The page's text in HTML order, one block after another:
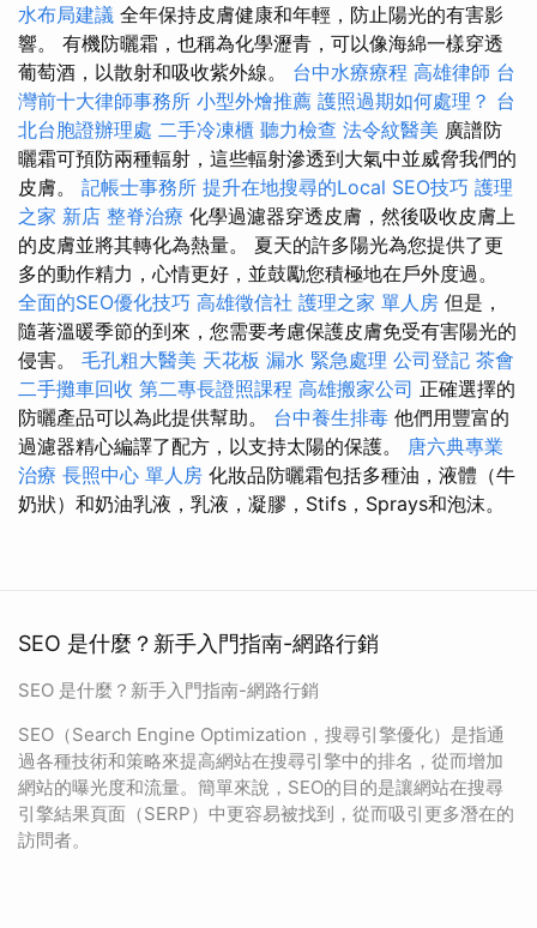
水布局建議 全年保持皮膚健康和年輕，防止陽光的有害影
響。 有機防曬霜，也稱為化學瀝青，可以像海綿一樣穿透
葡萄酒，以散射和吸收紫外線。 台中水療療程 高雄律師 台
灣前十大律師事務所 小型外燴推薦 護照過期如何處理？ 台
北台胞證辦理處 二手冷凍櫃 聽力檢查 法令紋醫美 廣譜防
曬霜可預防兩種輻射，這些輻射滲透到大氣中並威脅我們的
皮膚。 記帳士事務所 提升在地搜尋的Local SEO技巧 護理
之家 新店 整脊治療 化學過濾器穿透皮膚，然後吸收皮膚上
的皮膚並將其轉化為熱量。 夏天的許多陽光為您提供了更
多的動作精力，心情更好，並鼓勵您積極地在戶外度過。
全面的SEO優化技巧 高雄徵信社 護理之家 單人房 但是，
隨著溫暖季節的到來，您需要考慮保護皮膚免受有害陽光的
侵害。 毛孔粗大醫美 天花板 漏水 緊急處理 公司登記 茶會
二手攤車回收 第二專長證照課程 高雄搬家公司 正確選擇的
防曬產品可以為此提供幫助。 台中養生排毒 他們用豐富的
過濾器精心編譯了配方，以支持太陽的保護。 唐六典專業
治療 長照中心 單人房 化妝品防曬霜包括多種油，液體（牛
奶狀）和奶油乳液，乳液，凝膠，Stifs，Sprays和泡沫。
SEO 是什麼？新手入門指南-網路行銷
SEO 是什麼？新手入門指南-網路行銷
SEO（Search Engine Optimization，搜尋引擎優化）是指通
過各種技術和策略來提高網站在搜尋引擎中的排名，從而增加
網站的曝光度和流量。簡單來說，SEO的目的是讓網站在搜尋
引擎結果頁面（SERP）中更容易被找到，從而吸引更多潛在的
訪問者。